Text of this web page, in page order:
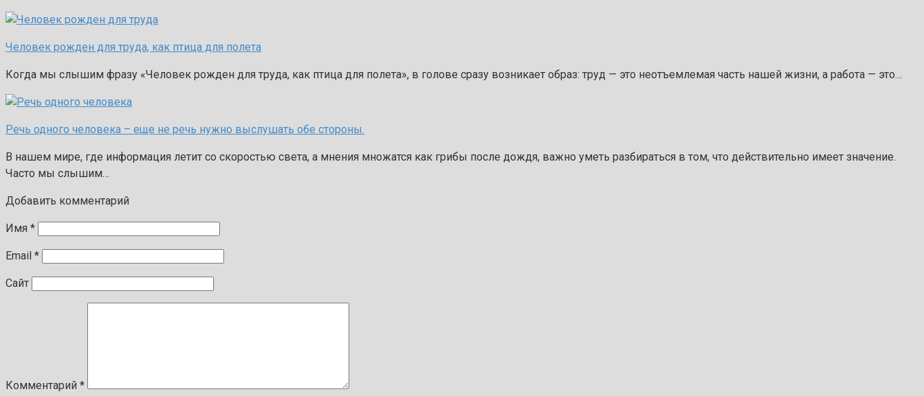
Человек рожден для труда, как птица для полета
Когда мы слышим фразу «Человек рожден для труда, как птица для полета», в голове сразу возникает образ: труд — это неотъемлемая часть нашей жизни, а работа — это…
Речь одного человека – еще не речь нужно выслушать обе стороны.
В нашем мире, где информация летит со скоростью света, а мнения множатся как грибы после дождя, важно уметь разбираться в том, что действительно имеет значение.
Часто мы слышим…
Добавить комментарий
Имя *
Email *
Сайт
Комментарий *